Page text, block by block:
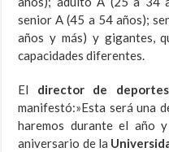
senior A (45 a 54 años);
años y más) y gigantes,
capacidades diferentes.
El director de
manifestó:»Esta será una
haremos durante el año
aniversario de la